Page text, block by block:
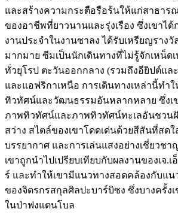
และสร้างความกระตือรือร้นให้แก่สาธาร
ของอาชีพที่ยาวนานและรุ่งเรือง ซึ่งเขาได้
งานประจำในงานซาลง ได้รับเหรียญรางวั
มากมาย ซีมเป็นนักเดินทางที่ไม่รู้จักเหน็ดเ
ทั่วยุโรป ตะวันออกกลาง (รวมถึงอียิปต์แล
และแอฟริกาเหนือ การเดินทางเหล่านี้ทำใ
ทิวทัศน์และวัฒนธรรมอันหลากหลาย ซึ่งเ
ภาพทิวทัศน์และภาพทิวทัศน์ทะเลอันชวนฝั
สว่าง สไตล์ของเขาโดดเด่นด้วยสีสันที่สด
บรรยากาศ และการเล่นแสงอย่างเชี่ยวช
เขาถูกนำไปเปรียบเทียบกับผลงานของเจ.เ
ร์ และทำให้เขามีแนวทางสอดคล้องกับแ
ของจิตรกรสกุลศิลปะบาร์บิซง ซึ่งบางครั้งเ
ในป่าฟงแตนโบล